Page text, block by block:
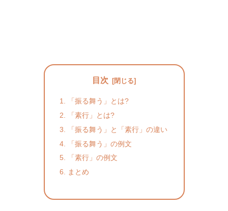
目次
「振る舞う」とは?
「素行」とは?
「振る舞う」と「素行」の違い
「振る舞う」の例文
「素行」の例文
まとめ